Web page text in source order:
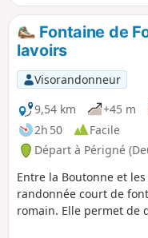
Fontaine de
lavoirs
Visorandonneur
9,54 km
+45 m
2h 50
Facile
Départ à Périgné
Entre la Boutonne et
randonnée court de
romain. Elle permet de